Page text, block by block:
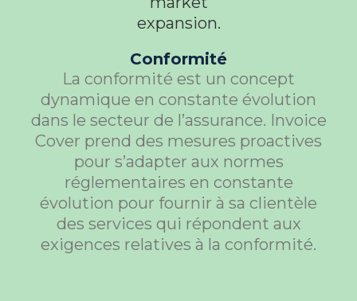
Conformité
La conformité est un concept
dynamique en constante évolution
dans le secteur de l’assurance. Invoice
Cover prend des mesures proactives
pour s’adapter aux normes
réglementaires en constante
évolution pour fournir à sa clientèle
des services qui répondent aux
exigences relatives à la conformité.